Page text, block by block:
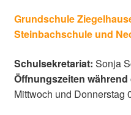
Grundschule
Steinbachschule und
Schulsekretariat: Sonja
Öffnungszeiten
Mittwoch und Donnerstag